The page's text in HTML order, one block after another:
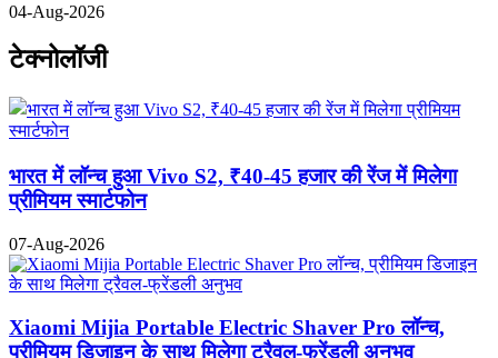
04-Aug-2026
टेक्नोलॉजी
भारत में लॉन्च हुआ Vivo S2, ₹40-45 हजार की रेंज में मिलेगा
प्रीमियम स्मार्टफोन
07-Aug-2026
Xiaomi Mijia Portable Electric Shaver Pro लॉन्च,
प्रीमियम डिजाइन के साथ मिलेगा ट्रैवल-फ्रेंडली अनुभव